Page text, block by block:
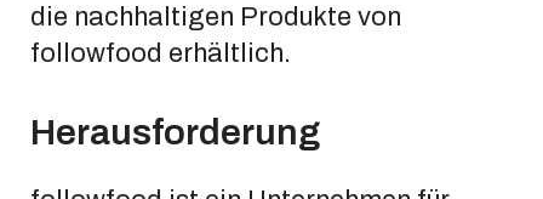
die nachhaltigen Produkte von
followfood erhältlich.
Herausforderung